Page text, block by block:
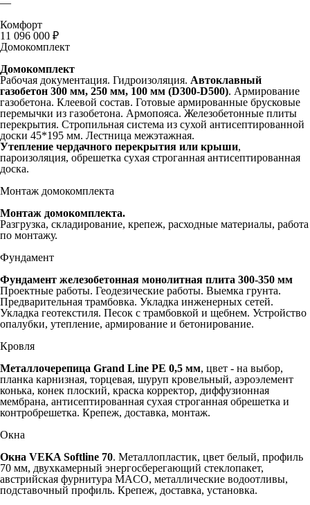
—
Комфорт
11 096 000 ₽
Домокомплект
Домокомплект
Рабочая документация. Гидроизоляция. Автоклавный
газобетон 300 мм, 250 мм, 100 мм (D300-D500). Армирование
газобетона. Клеевой состав. Готовые армированные брусковые
перемычки из газобетона. Армопояса. Железобетонные плиты
перекрытия. Стропильная система из сухой антисептированной
доски 45*195 мм. Лестница межэтажная.
Утепление чердачного перекрытия или крыши,
пароизоляция, обрешетка сухая строганная антисептированная
доска.
Монтаж домокомплекта
Монтаж домокомплекта.
Разгрузка, складирование, крепеж, расходные материалы, работа
по монтажу.
Фундамент
Фундамент железобетонная монолитная плита 300-350 мм
Проектные работы. Геодезические работы. Выемка грунта.
Предварительная трамбовка. Укладка инженерных сетей.
Укладка геотекстиля. Песок с трамбовкой и щебнем. Устройство
опалубки, утепление, армирование и бетонирование.
Кровля
Металлочерепица Grand Line PE 0,5 мм, цвет - на выбор,
планка карнизная, торцевая, шуруп кровельный, аэроэлемент
конька, конек плоский, краска корректор, диффузионная
мембрана, антисептированная сухая строганная обрешетка и
контробрешетка. Крепеж, доставка, монтаж.
Окна
Окна VEKA Softline 70. Металлопластик, цвет белый, профиль
70 мм, двухкамерный энергосберегающий стеклопакет,
австрийская фурнитура MACO, металлические водоотливы,
подставочный профиль. Крепеж, доставка, установка.